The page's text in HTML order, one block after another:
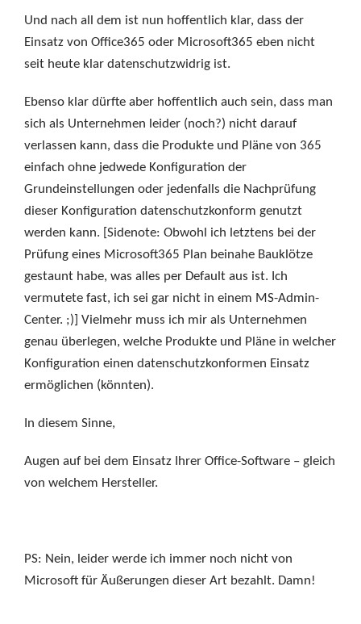
Und nach all dem ist nun hoffentlich klar, dass der
Einsatz von Office365 oder Microsoft365 eben nicht
seit heute klar datenschutzwidrig ist.
Ebenso klar dürfte aber hoffentlich auch sein, dass man
sich als Unternehmen leider (noch?) nicht darauf
verlassen kann, dass die Produkte und Pläne von 365
einfach ohne jedwede Konfiguration der
Grundeinstellungen oder jedenfalls die Nachprüfung
dieser Konfiguration datenschutzkonform genutzt
werden kann. [Sidenote: Obwohl ich letztens bei der
Prüfung eines Microsoft365 Plan beinahe Bauklötze
gestaunt habe, was alles per Default aus ist. Ich
vermutete fast, ich sei gar nicht in einem MS-Admin-
Center. ;)] Vielmehr muss ich mir als Unternehmen
genau überlegen, welche Produkte und Pläne in welcher
Konfiguration einen datenschutzkonformen Einsatz
ermöglichen (könnten).
In diesem Sinne,
Augen auf bei dem Einsatz Ihrer Office-Software – gleich
von welchem Hersteller.
PS: Nein, leider werde ich immer noch nicht von
Microsoft für Äußerungen dieser Art bezahlt. Damn!